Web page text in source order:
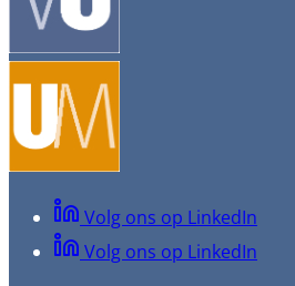
Volg ons op LinkedIn
Volg ons op LinkedIn